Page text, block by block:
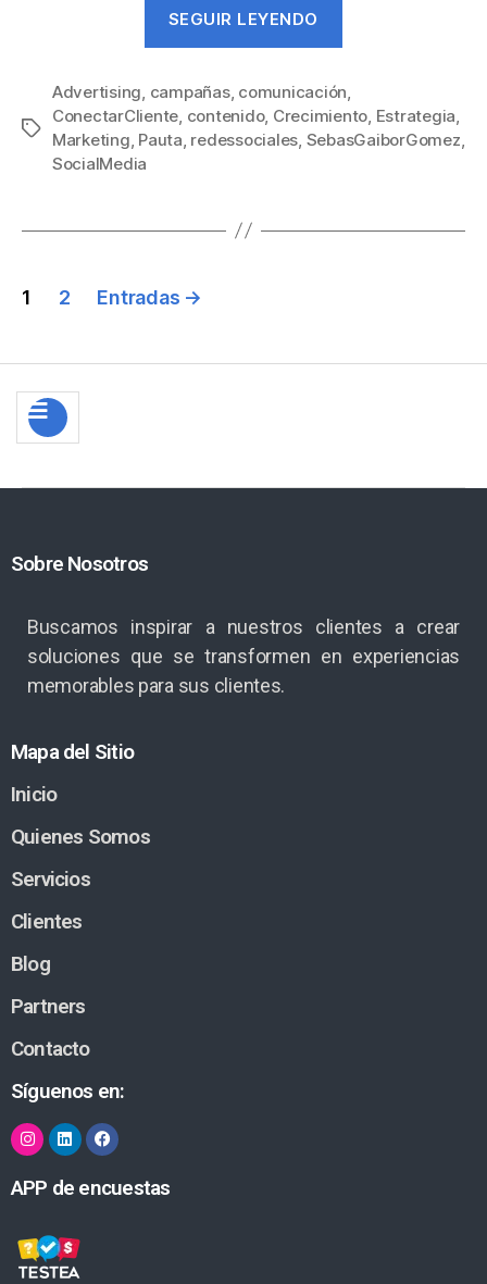
SEGUIR LEYENDO
Advertising, campañas, comunicación,
ConectarCliente, contenido, Crecimiento, Estrategia,
Marketing, Pauta, redessociales, SebasGaiborGomez,
SocialMedia
1 2 Entradas →
Sobre Nosotros
Buscamos inspirar a nuestros clientes a crear
soluciones que se transformen en experiencias
memorables para sus clientes.
Mapa del Sitio
Inicio
Quienes Somos
Servicios
Clientes
Blog
Partners
Contacto
Síguenos en:
APP de encuestas